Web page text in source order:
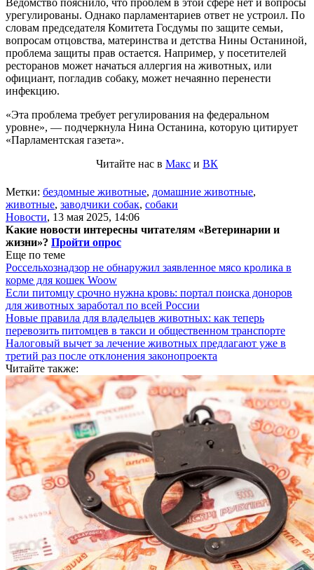
Ведомство пояснило, что проблем в этой сфере нет и вопросы
урегулированы. Однако парламентариев ответ не устроил. По
словам председателя Комитета Госдумы по защите семьи,
вопросам отцовства, материнства и детства Нины Останиной,
проблема защиты прав остается. Например, у посетителей
ресторанов может начаться аллергия на животных, или
официант, погладив собаку, может нечаянно перенести
инфекцию.
«Эта проблема требует регулирования на федеральном
уровне», — подчеркнула Нина Останина, которую цитирует
«Парламентская газета».
Читайте нас в Макс и ВК
Метки: бездомные животные, домашние животные,
животные, заводчики собак, собаки
Новости, 13 мая 2025, 14:06
Какие новости интересны читателям «Ветеринарии и
жизни»? Пройти опрос
Еще по теме
Россельхознадзор не обнаружил заявленное мясо кролика в
корме для кошек Woow
Если питомцу срочно нужна кровь: портал поиска доноров
для животных заработал по всей России
Новые правила для владельцев животных: как теперь
перевозить питомцев в такси и общественном транспорте
Налоговый вычет за лечение животных предлагают уже в
третий раз после отклонения законопроекта
Читайте также: